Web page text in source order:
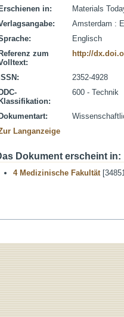
Erschienen in:
Materials
Amsterdam :
Englisch
Referenz zum
http://
ISSN:
2352-4928
DDC-
Klassifikation:
600 - Technik
Dokumentart:
Langanzeige
Dokument erscheint in:
4 Medizinische Fakultät